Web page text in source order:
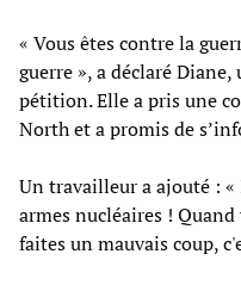
« Vous êtes contre la
guerre », a déclaré
pétition. Elle a pris une
North et a promis de
Un travailleur a ajouté : «
armes nucléaires !
faites un mauvais coup,